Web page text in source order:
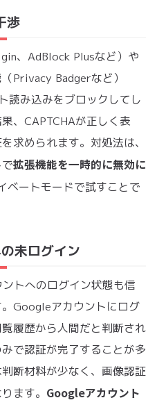
渉
、AdBlock Plusなど）や
Privacy Badgerなど）
読み込みをブロックしてし
、CAPTCHAが正しく表
求められます。対処法は、
拡張機能を一時的に無効に
ベートモードで試すことで
未ログイン
トへのログイン状態も信
Googleアカウントにログ
履歴から人間だと判断され
で認証が完了することが多
断材料が少なく、画像認証
ます。 Googleアカウント